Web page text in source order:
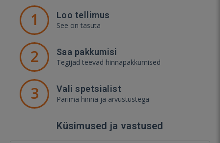
1 Loo tellimus
See on tasuta
2 Saa pakkumisi
Tegijad teevad hinnapakkumised
3 Vali spetsialist
Parima hinna ja arvustustega
Küsimused ja vastused